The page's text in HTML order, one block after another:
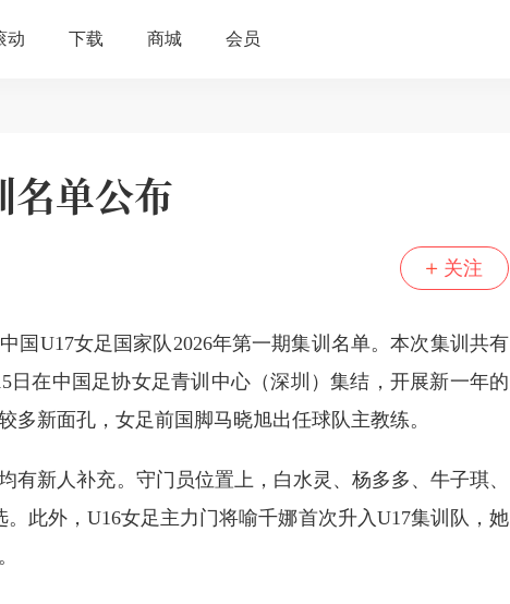
名单公布
关注
国U17女足国家队2026年第一期集训名单。本次集训共有
日在中国足协女足青训中心（深圳）集结，开展新一年的
多新面孔，女足前国脚马晓旭出任球队主教练。
有新人补充。守门员位置上，白水灵、杨多多、牛子琪、
此外，U16女足主力门将喻千娜首次升入U17集训队，她